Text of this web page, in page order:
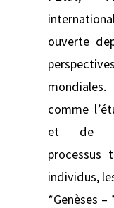
ouverte
comme
et de
processus
individus,
*Genèses